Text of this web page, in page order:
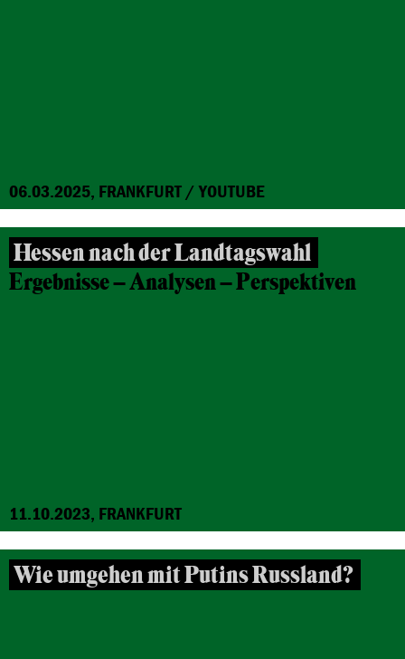
06.03.2025, FRANKFURT / YOUTUBE
Hessen nach der Landtagswahl
Ergebnisse – Analysen – Perspektiven
11.10.2023, FRANKFURT
Wie umgehen mit Putins Russland?